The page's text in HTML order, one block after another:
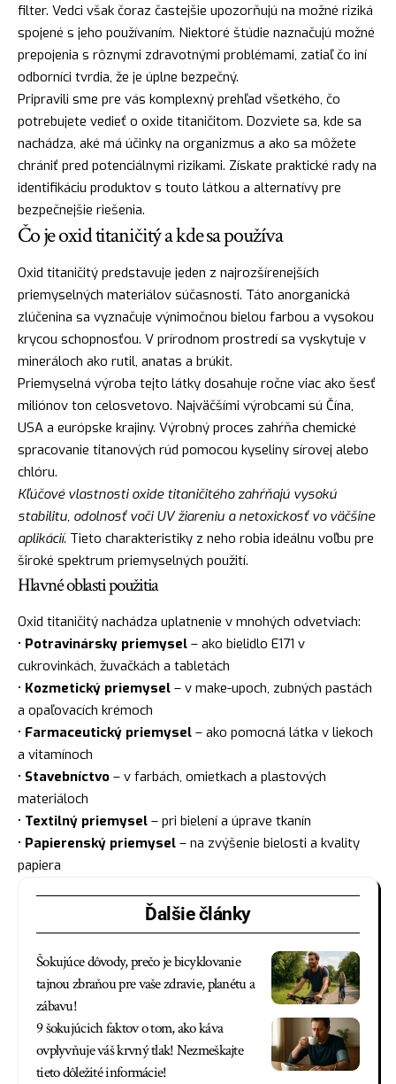
filter. Vedci však čoraz častejšie upozorňujú na možné riziká
spojené s jeho používaním. Niektoré štúdie naznačujú možné
prepojenia s rôznymi zdravotnými problémami, zatiaľ čo iní
odborníci tvrdia, že je úplne bezpečný.
Pripravili sme pre vás komplexný prehľad všetkého, čo
potrebujete vedieť o oxide titaničitom. Dozviete sa, kde sa
nachádza, aké má účinky na organizmus a ako sa môžete
chrániť pred potenciálnymi rizikami. Získate praktické rady na
identifikáciu produktov s touto látkou a alternatívy pre
bezpečnejšie riešenia.
Čo je oxid titaničitý a kde sa používa
Oxid titaničitý predstavuje jeden z najrozšírenejších
priemyselných materiálov súčasnosti. Táto anorganická
zlúčenina sa vyznačuje výnimočnou bielou farbou a vysokou
krycou schopnosťou. V prírodnom prostredí sa vyskytuje v
mineráloch ako rutil, anatas a brúkit.
Priemyselná výroba tejto látky dosahuje ročne viac ako šesť
miliónov ton celosvetovo. Najväčšími výrobcami sú Čína,
USA a európske krajiny. Výrobný proces zahŕňa chemické
spracovanie titanových rúd pomocou kyseliny sírovej alebo
chlóru.
Kľúčové vlastnosti oxide titaničitého zahŕňajú vysokú
stabilitu, odolnosť voči UV žiareniu a netoxickosť vo väčšine
aplikácií. Tieto charakteristiky z neho robia ideálnu voľbu pre
široké spektrum priemyselných použití.
Hlavné oblasti použitia
Oxid titaničitý nachádza uplatnenie v mnohých odvetviach:
• Potravinársky priemysel – ako bielidlo E171 v
cukrovinkách, žuvačkách a tabletách
• Kozmetický priemysel – v make-upoch, zubných pastách
a opaľovacích krémoch
• Farmaceutický priemysel – ako pomocná látka v liekoch
a vitamínoch
• Stavebníctvo – v farbách, omietkach a plastových
materiáloch
• Textilný priemysel – pri bielení a úprave tkanín
• Papierenský priemysel – na zvýšenie bielosti a kvality
papiera
Ďalšie články
Šokujúce dôvody, prečo je bicyklovanie
tajnou zbraňou pre vaše zdravie, planétu a
zábavu!
9 šokujúcich faktov o tom, ako káva
ovplyvňuje váš krvný tlak! Nezmeškajte
tieto dôležité informácie!